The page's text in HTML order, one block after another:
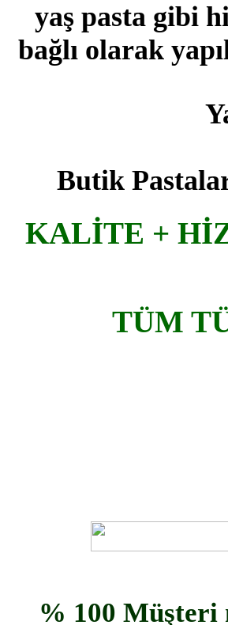
yaş pasta gibi
bağlı olarak
Butik
KALİTE +
TÜM
% 100 Müşteri